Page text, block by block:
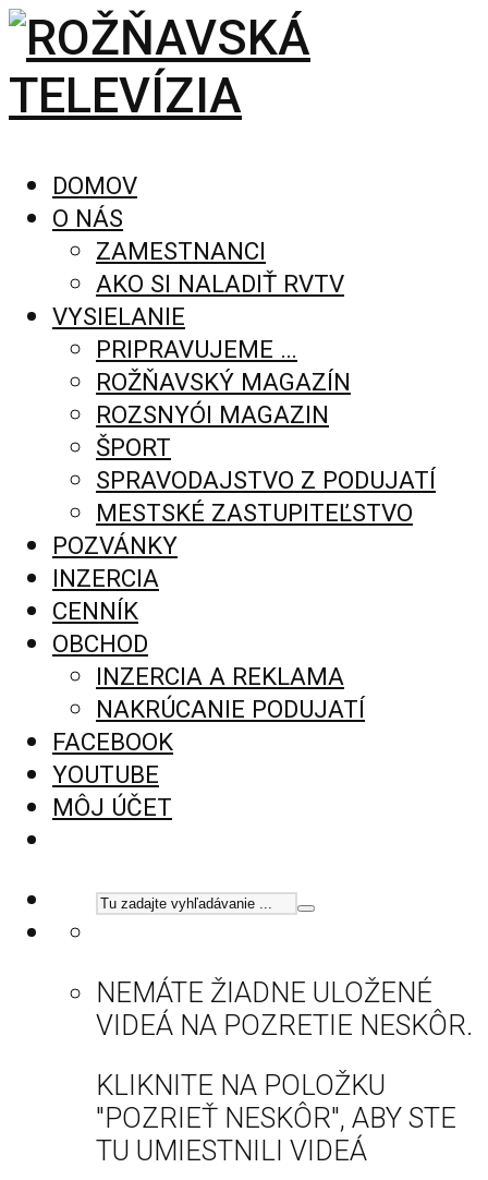
DOMOV
O NÁS
ZAMESTNANCI
AKO SI NALADIŤ RVTV
VYSIELANIE
PRIPRAVUJEME …
ROŽŇAVSKÝ MAGAZÍN
ROZSNYÓI MAGAZIN
ŠPORT
SPRAVODAJSTVO Z PODUJATÍ
MESTSKÉ ZASTUPITEĽSTVO
POZVÁNKY
INZERCIA
CENNÍK
OBCHOD
INZERCIA A REKLAMA
NAKRÚCANIE PODUJATÍ
FACEBOOK
YOUTUBE
MÔJ ÚČET
NEMÁTE ŽIADNE ULOŽENÉ
VIDEÁ NA POZRETIE NESKÔR.
KLIKNITE NA POLOŽKU
"POZRIEŤ NESKÔR", ABY STE
TU UMIESTNILI VIDEÁ